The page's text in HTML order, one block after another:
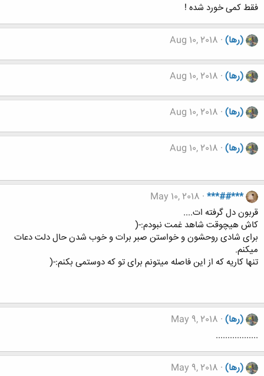
فقط کمی خورد شده !
(رها) Aug 10, 2018
(رها) Aug 10, 2018
(رها) Aug 10, 2018
(رها) Aug 10, 2018
***##***
May 10, 2018
قربون دل گرفته ات....
کاش هیچوقت شاهد غمت نبودم:-(
برای شادی روحشون و خواستن صبر برات و خوب شدن حال دلت دعات
میکنم.
تنها کاریه که از این فاصله میتونم برای تو که دوستمی بکنم:-(
(رها) May 9, 2018
..................
(رها) May 9, 2018